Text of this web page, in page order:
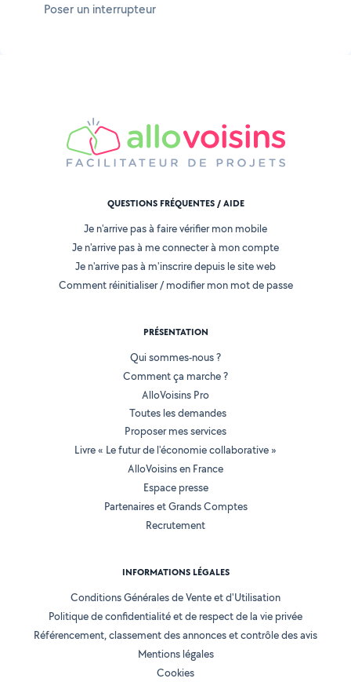
Poser un interrupteur
QUESTIONS FRÉQUENTES / AIDE
Je n'arrive pas à faire vérifier mon mobile
Je n'arrive pas à me connecter à mon compte
Je n'arrive pas à m'inscrire depuis le site web
Comment réinitialiser / modifier mon mot de passe
PRÉSENTATION
Qui sommes-nous ?
Comment ça marche ?
AlloVoisins Pro
Toutes les demandes
Proposer mes services
Livre « Le futur de l'économie collaborative »
AlloVoisins en France
Espace presse
Partenaires et Grands Comptes
Recrutement
INFORMATIONS LÉGALES
Conditions Générales de Vente et d'Utilisation
Politique de confidentialité et de respect de la vie privée
Référencement, classement des annonces et contrôle des avis
Mentions légales
Cookies